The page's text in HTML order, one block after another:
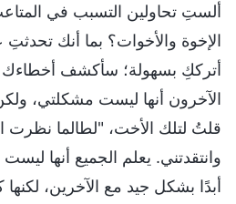
ألستِ تحاولين التسبب في
الإخوة والأخوات؟ بما أنك
أترككِ بسهولة؛ سأكشف أخطاءك
الآخرون أنها ليست مشكلتي،
قلتُ لتلك الأخت، "لطالما نظرت
وانتقدتني. يعلم الجميع أنها
أبدًا بشكل جيد مع الآخرين،